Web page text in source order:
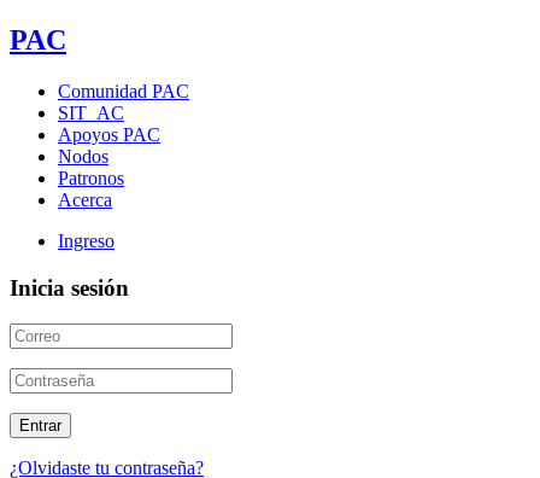
PAC
Comunidad PAC
SIT_AC
Apoyos PAC
Nodos
Patronos
Acerca
Ingreso
Inicia sesión
¿Olvidaste tu contraseña?